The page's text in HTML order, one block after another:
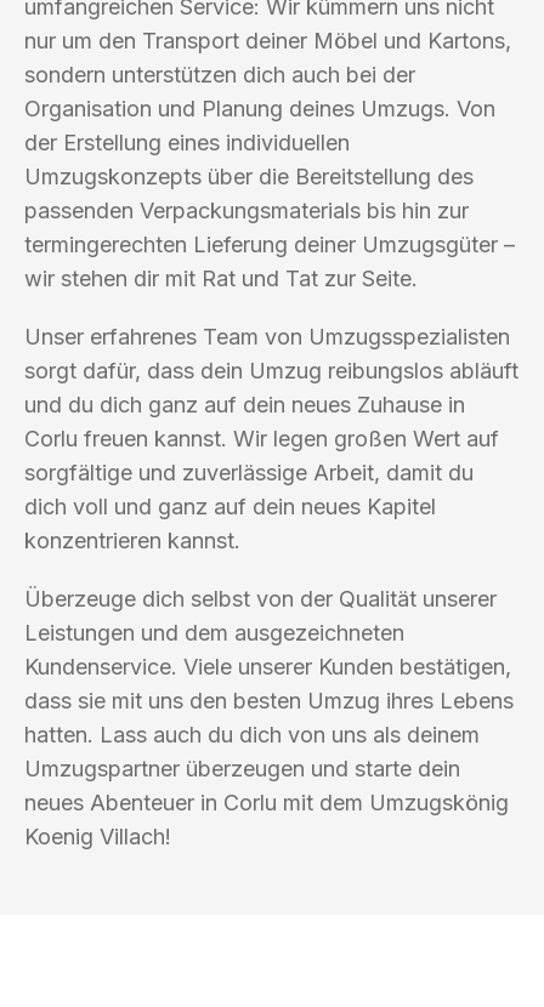
umfangreichen Service: Wir kümmern uns nicht
nur um den Transport deiner Möbel und Kartons,
sondern unterstützen dich auch bei der
Organisation und Planung deines Umzugs. Von
der Erstellung eines individuellen
Umzugskonzepts über die Bereitstellung des
passenden Verpackungsmaterials bis hin zur
termingerechten Lieferung deiner Umzugsgüter –
wir stehen dir mit Rat und Tat zur Seite.
Unser erfahrenes Team von Umzugsspezialisten
sorgt dafür, dass dein Umzug reibungslos abläuft
und du dich ganz auf dein neues Zuhause in
Corlu freuen kannst. Wir legen großen Wert auf
sorgfältige und zuverlässige Arbeit, damit du
dich voll und ganz auf dein neues Kapitel
konzentrieren kannst.
Überzeuge dich selbst von der Qualität unserer
Leistungen und dem ausgezeichneten
Kundenservice. Viele unserer Kunden bestätigen,
dass sie mit uns den besten Umzug ihres Lebens
hatten. Lass auch du dich von uns als deinem
Umzugspartner überzeugen und starte dein
neues Abenteuer in Corlu mit dem Umzugskönig
Koenig Villach!